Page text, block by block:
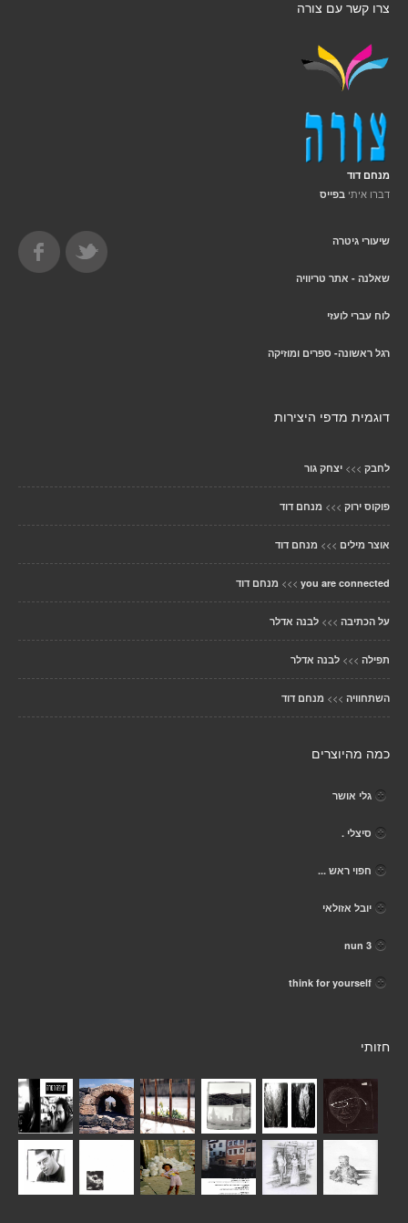
צרו קשר עם צורה
מנחם דוד
דברו איתי בפייס
שיעורי גיטרה
שאלנה - אתר טריוויה
לוח עברי לועזי
רגל ראשונה- ספרים ומוזיקה
דוגמית מדפי היצירות
לחבק >>> יצחק גור
פוקוס ירוק >>> מנחם דוד
אוצר מילים >>> מנחם דוד
you are connected
>>> מנחם דוד
על הכתיבה >>> לבנה אדלר
תפילה >>> לבנה אדלר
השתחוויה >>> מנחם דוד
כמה מהיוצרים
גלי אושר
סיצלי .
חפוי ראש ...
יובל אזולאי
nun 3
think for yourself
חזותי